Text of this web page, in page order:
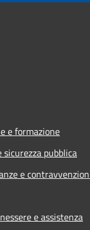
e formazione
sicurezza pubblica
e
e assistenza